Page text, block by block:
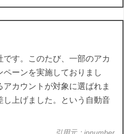
です。このたび、一部のアカ
ペーンを実施しておりまし
カウントが対象に選ばれま
し上げました。という自動音